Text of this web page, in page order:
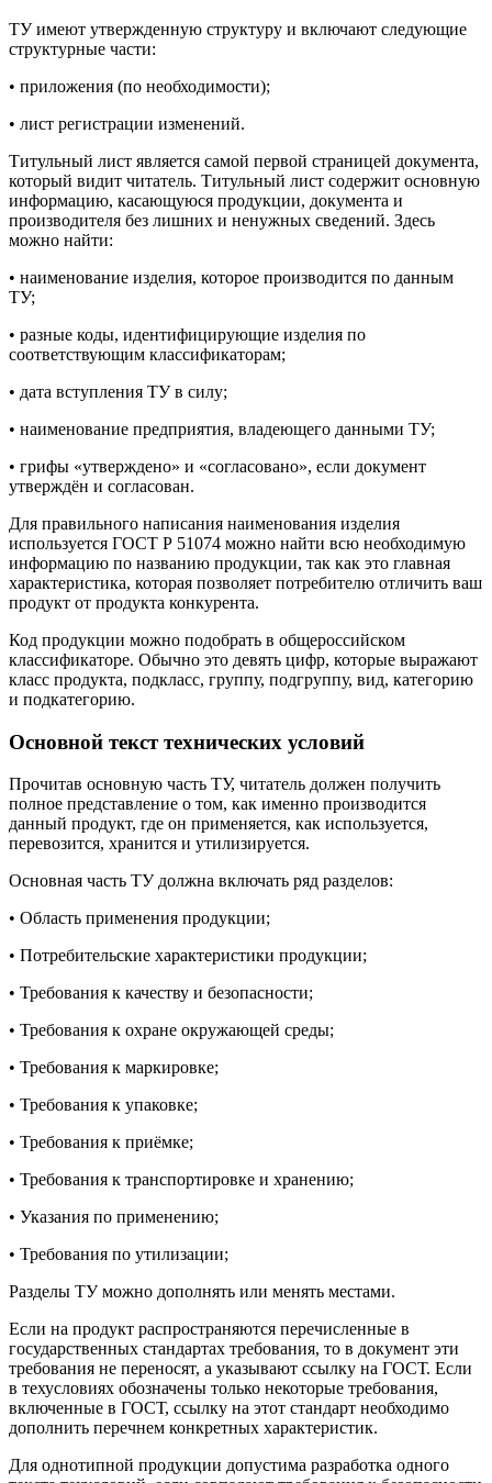
ТУ имеют утвержденную структуру и включают следующие
структурные части:
• приложения (по необходимости);
• лист регистрации изменений.
Титульный лист является самой первой страницей документа,
который видит читатель. Титульный лист содержит основную
информацию, касающуюся продукции, документа и
производителя без лишних и ненужных сведений. Здесь
можно найти:
• наименование изделия, которое производится по данным
ТУ;
• разные коды, идентифицирующие изделия по
соответствующим классификаторам;
• дата вступления ТУ в силу;
• наименование предприятия, владеющего данными ТУ;
• грифы «утверждено» и «согласовано», если документ
утверждён и согласован.
Для правильного написания наименования изделия
используется ГОСТ Р 51074 можно найти всю необходимую
информацию по названию продукции, так как это главная
характеристика, которая позволяет потребителю отличить ваш
продукт от продукта конкурента.
Код продукции можно подобрать в общероссийском
классификаторе. Обычно это девять цифр, которые выражают
класс продукта, подкласс, группу, подгруппу, вид, категорию
и подкатегорию.
Основной текст технических условий
Прочитав основную часть ТУ, читатель должен получить
полное представление о том, как именно производится
данный продукт, где он применяется, как используется,
перевозится, хранится и утилизируется.
Основная часть ТУ должна включать ряд разделов:
• Область применения продукции;
• Потребительские характеристики продукции;
• Требования к качеству и безопасности;
• Требования к охране окружающей среды;
• Требования к маркировке;
• Требования к упаковке;
• Требования к приёмке;
• Требования к транспортировке и хранению;
• Указания по применению;
• Требования по утилизации;
Разделы ТУ можно дополнять или менять местами.
Если на продукт распространяются перечисленные в
государственных стандартах требования, то в документ эти
требования не переносят, а указывают ссылку на ГОСТ. Если
в техусловиях обозначены только некоторые требования,
включенные в ГОСТ, ссылку на этот стандарт необходимо
дополнить перечнем конкретных характеристик.
Для однотипной продукции допустима разработка одного